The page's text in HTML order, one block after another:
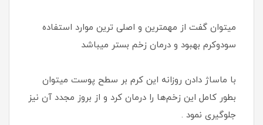
میتوان گفت از مهمترین و اصلی‌ ترین موارد استفاده
سودوکرم بهبود و درمان زخم بستر میباشد
با ماساژ دادن روزانه این کرم بر سطح پوست میتوان
بطور کامل این زخم‌ها را درمان کرد و از بروز مجدد آن نیز
جلوگیری نمود .